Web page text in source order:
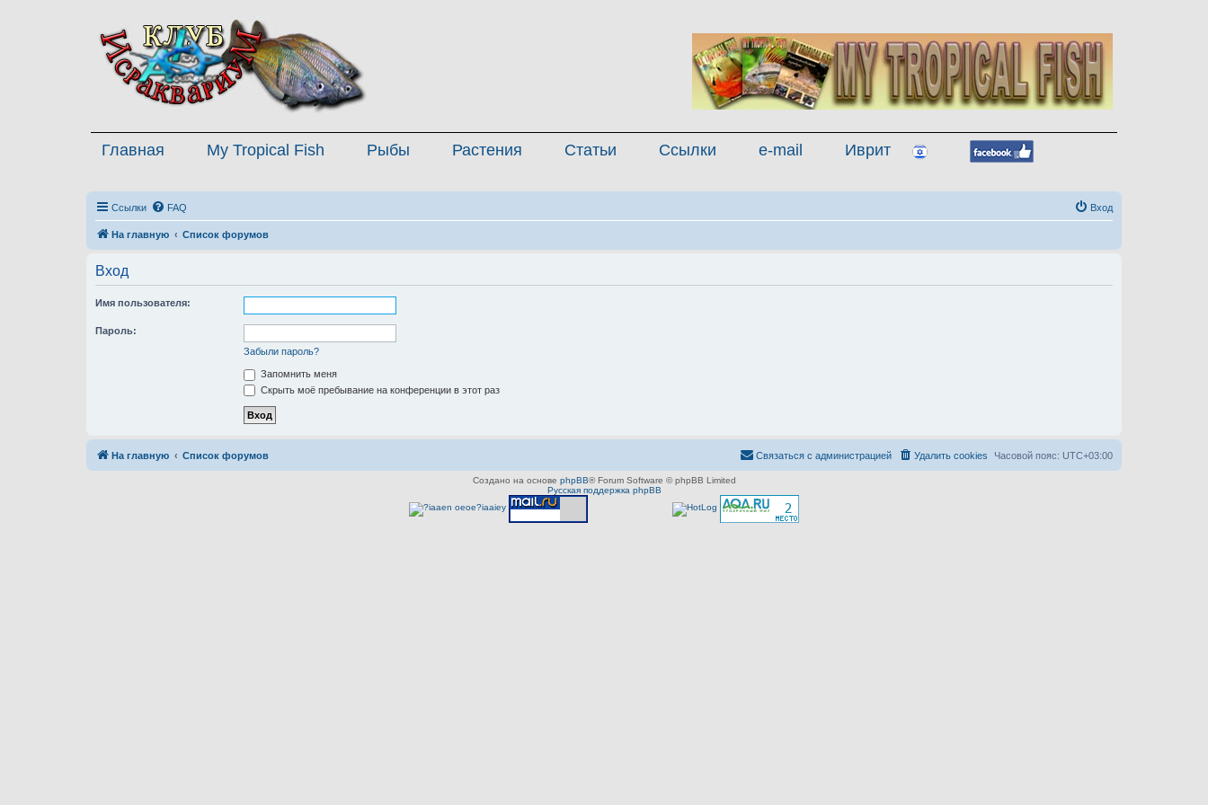
Главная My Tropical Fish Рыбы Растения Статьи Ссылки e-mail Иврит
Ссылки FAQ Вход
На главную Список форумов
Вход
Имя пользователя:
Пароль:
Забыли пароль?
Запомнить меня
Скрыть моё пребывание на конференции в этот раз
На главную Список форумов Часовой пояс: UTC+03:00
Удалить cookies
Связаться с администрацией
Создано на основе phpBB® Forum Software © phpBB Limited
Русская поддержка phpBB